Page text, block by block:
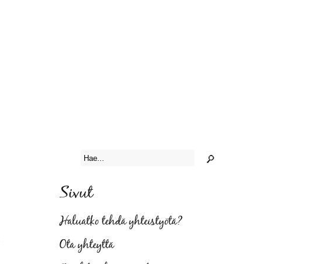
Sivut
Haluatko tehdä yhteistyötä?
Ota yhteyttä